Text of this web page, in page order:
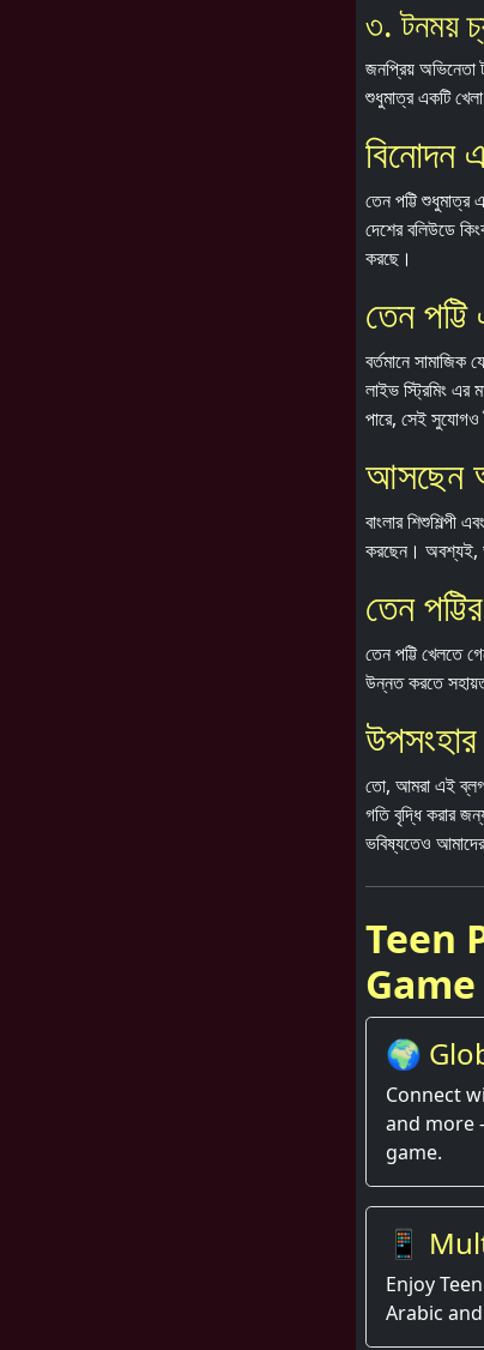
৩. টনময়
জনপ্রিয় অভিনেতা
শুধুমাত্র একটি
বিনোদন
তেন পট্টি
দেশের বলিউডে
করছে।
তেন
বর্তমানে সামাজিক
লাইভ স্ট্রিমিং এর
পারে, সেই সুযোগও
আসছেন
বাংলার
করছেন। অবশ্যই,
তেন
তেন পট্টি খেলতে
উন্নত করতে
উপসংহার
তো, আমরা এই ব্লগ
গতি বৃদ্ধি করার
ভবিষ্যতেও
Teen
Game
🌍
Thrill
Connect
and more
game.
📱
Enjoy
Arabic